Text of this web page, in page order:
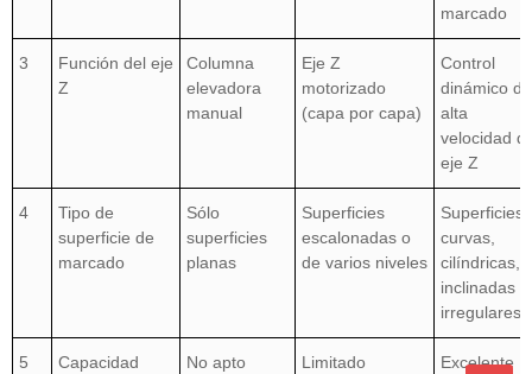
marcado
3
Función del eje
Z
Columna
elevadora
manual
Eje Z
motorizado
(capa por capa)
Control
dinámico de
alta
velocidad
eje Z
4
Tipo de
superficie de
marcado
Sólo
superficies
planas
Superficies
escalonadas o
de varios niveles
Superficies
curvas,
cilíndricas,
inclinadas e
irregulares
5
Capacidad
No apto Limitado Excelente